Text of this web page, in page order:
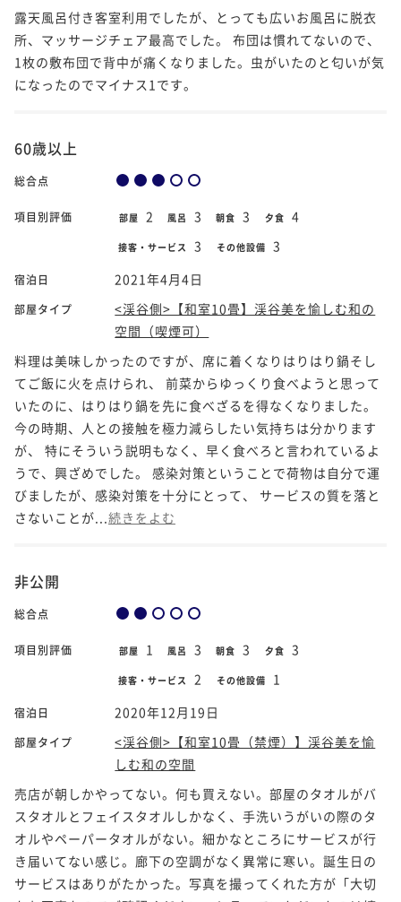
露天風呂付き客室利用でしたが、とっても広いお風呂に脱衣
所、マッサージチェア最高でした。 布団は慣れてないので、
1枚の敷布団で背中が痛くなりました。虫がいたのと匂いが気
になったのでマイナス1です。
60歳以上
総合点
項目別評価 部屋 2 風呂 3 朝食 3 夕食 4
接客・サービス 3 その他設備 3
宿泊日 2021年4月4日
部屋タイプ
<渓谷側>【和室10畳】渓谷美を愉しむ和の
空間（喫煙可）
料理は美味しかったのですが、席に着くなりはりはり鍋そし
てご飯に火を点けられ、 前菜からゆっくり食べようと思って
いたのに、はりはり鍋を先に食べざるを得なくなりました。
今の時期、人との接触を極力減らしたい気持ちは分かります
が、 特にそういう説明もなく、早く食べろと言われているよ
うで、興ざめでした。 感染対策ということで荷物は自分で運
びましたが、感染対策を十分にとって、 サービスの質を落と
さないことが... 続きをよむ
非公開
総合点
項目別評価 部屋 1 風呂 3 朝食 3 夕食 3
接客・サービス 2 その他設備 1
宿泊日 2020年12月19日
部屋タイプ
<渓谷側>【和室10畳（禁煙）】渓谷美を愉
しむ和の空間
売店が朝しかやってない。何も買えない。部屋のタオルがバ
スタオルとフェイスタオルしかなく、手洗いうがいの際のタ
オルやペーパータオルがない。細かなところにサービスが行
き届いてない感じ。廊下の空調がなく異常に寒い。誕生日の
サービスはありがたかった。写真を撮ってくれた方が「大切